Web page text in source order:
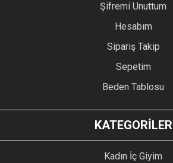
Şifremi Unuttum
Hesabım
Sipariş Takip
Sepetim
Beden Tablosu
KATEGORİLER
Kadın İç Giyim